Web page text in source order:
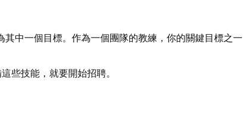
中一個目標。作為一個團隊的教練，你的關鍵目標之一
些技能，就要開始招聘。